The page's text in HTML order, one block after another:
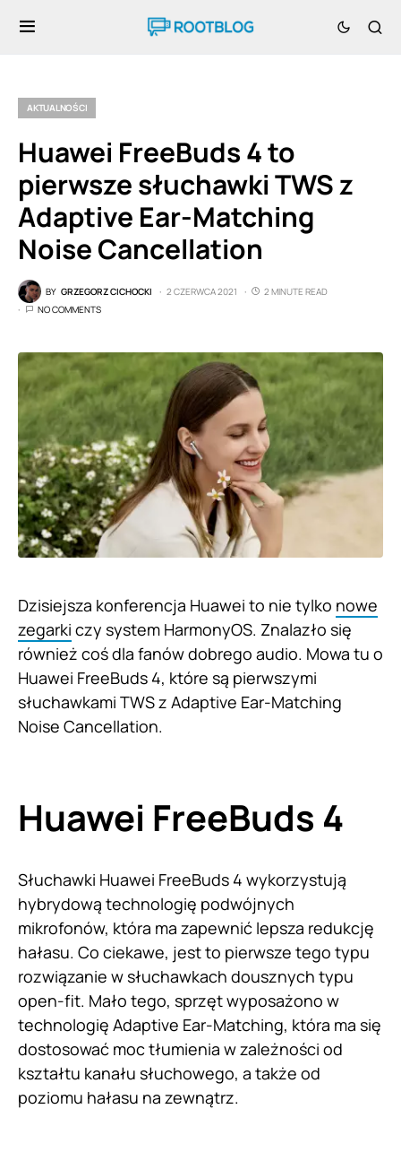
AKTUALNOŚCI
Huawei FreeBuds 4 to
pierwsze słuchawki TWS z
Adaptive Ear-Matching
Noise Cancellation
BY GRZEGORZ CICHOCKI 2 CZERWCA 2021
2 MINUTE READ
NO COMMENTS
Dzisiejsza konferencja Huawei to nie tylko nowe
zegarki czy system HarmonyOS. Znalazło się
również coś dla fanów dobrego audio. Mowa tu o
Huawei FreeBuds 4, które są pierwszymi
słuchawkami TWS z Adaptive Ear-Matching
Noise Cancellation.
Huawei FreeBuds 4
Słuchawki Huawei FreeBuds 4 wykorzystują
hybrydową technologię podwójnych
mikrofonów, która ma zapewnić lepsza redukcję
hałasu. Co ciekawe, jest to pierwsze tego typu
rozwiązanie w słuchawkach dousznych typu
open-fit. Mało tego, sprzęt wyposażono w
technologię Adaptive Ear-Matching, która ma się
dostosować moc tłumienia w zależności od
kształtu kanału słuchowego, a także od
poziomu hałasu na zewnątrz.